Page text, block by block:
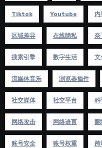
Tiktok Youtube 内
区域差异 在线隐私 奈
搜索引擎 数字生活 文
流媒体音乐 浏览器插件
社交媒体 社交平台 科
网络攻击 网络语言 翻
账号安全 账号权重 跨